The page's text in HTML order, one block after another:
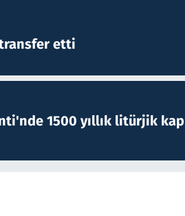
etti
1500 yıllık litürjik kap